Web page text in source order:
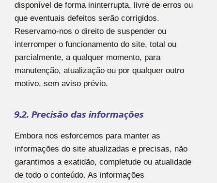
disponível de forma ininterrupta, livre de erros ou
que eventuais defeitos serão corrigidos.
Reservamo-nos o direito de suspender ou
interromper o funcionamento do site, total ou
parcialmente, a qualquer momento, para
manutenção, atualização ou por qualquer outro
motivo, sem aviso prévio.
9.2. Precisão das informações
Embora nos esforcemos para manter as
informações do site atualizadas e precisas, não
garantimos a exatidão, completude ou atualidade
de todo o conteúdo. As informações